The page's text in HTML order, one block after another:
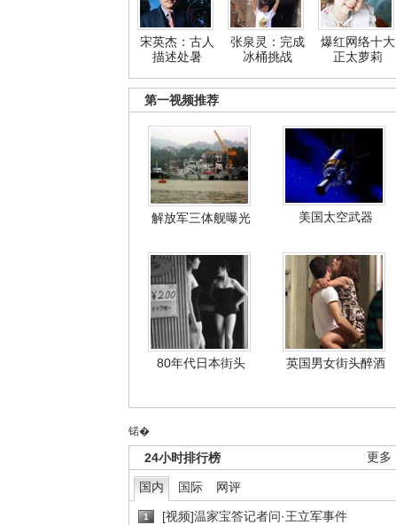
宋英杰：古人
描述处暑
张泉灵：完成
冰桶挑战
爆红网络十大
正太萝莉
第一视频推荐
解放军三体舰曝光 美国太空武器
80年代日本街头 英国男女街头醉酒
锘�
更多
24小时排行榜
国内 国际 网评
1 [视频]温家宝答记者问·王立军事件